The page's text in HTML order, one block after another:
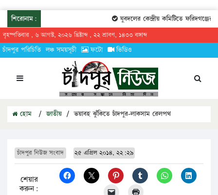
শিরোনাম: যুবদলের কেন্দ্রীয় কমিটিতে ফরিদগঞ্জের
বৃহস্পতিবার , ৬ আগস্ট, ২০২৬ খ্রিষ্টাব্দ , ২২ শ্রাবণ, ১৪৩৩ বঙ্গাব্দ
চাঁদপুর পরিচিতি লঞ্চ সময়সূচী ফটো ভিডিও
হোম / জাতীয় / ভয়াবহ ঝুঁকিতে চাঁদপুর-লাকসাম রেলপথ
চাঁদপুর নিউজ সংবাদ ২৫ এপ্রিল ২০১৪, ২২:২৯
শেয়ার
করুন: